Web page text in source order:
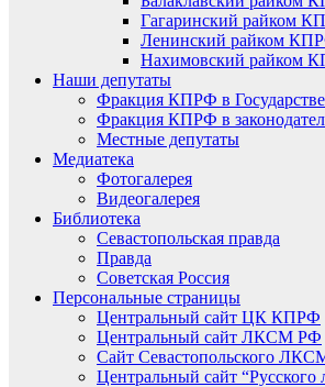
Гагаринский райком
Ленинский райком
Нахимовский райком
Наши депутаты
Фракция КПРФ в
Фракция КПРФ в
Местные депутаты
Медиатека
Фотогалерея
Видеогалерея
Библиотека
Севастопольская правда
Правда
Советская Россия
Персональные страницы
Центральный сайт ЦК КПРФ
Центральный сайт ЛКСМ РФ
Сайт Севастопольского
Центральный сайт “Русского